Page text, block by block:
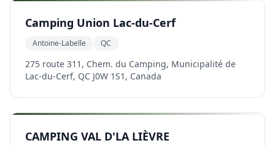
Camping Union Lac-du-Cerf
Antoine-Labelle QC
275 route 311, Chem. du Camping, Municipalité de
Lac-du-Cerf, QC J0W 1S1, Canada
CAMPING VAL D'LA LIÈVRE